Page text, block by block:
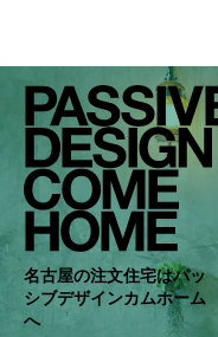
名古屋の注文住宅はパッ
シブデザインカムホーム
へ
HOME
WORKS
COMPANY
CONCEPT